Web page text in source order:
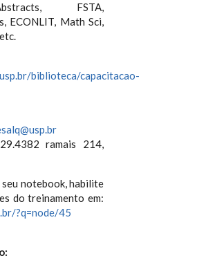
FSTA,
ECONLIT, Math Sci,
biblioteca/capacitacao-
ramais 214,
notebook, habilite
do treinamento em:
?q=node/45